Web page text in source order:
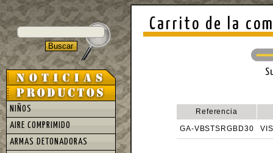
Carrito de la
Referencia
GA-VBSTSRGBD30
NIÑOS
AIRE COMPRIMIDO
ARMAS DETONADORAS